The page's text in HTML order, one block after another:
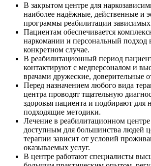
В закрытом центре для
наиболее надёжные, действенные и
программы реабилитации
Пациентам обеспечивается
наркомании и персональный подход
конкретном случае.
В реабилитационный период
контактируют с медперсоналом и
врачами дружеские, доверительные
Перед назначением любого вида
центра проводят тщательную
здоровья пациента и подбирают для
подходящие методики.
Лечение в реабилитационном
доступным для большинства людей
терапии зависит от условий
оказываемых услуг.
В центре работают специалисты